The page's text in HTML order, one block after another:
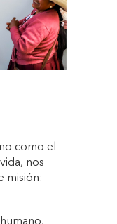
como el
nos
misión: